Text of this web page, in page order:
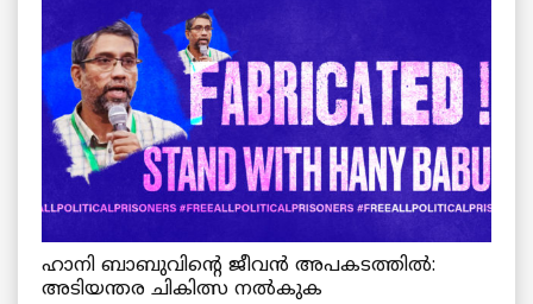
ഹാനി ബാബുവിന്റെ ജീവൻ അപകടത്തിൽ:
അടിയന്തര ചികിത്സ നൽകുക